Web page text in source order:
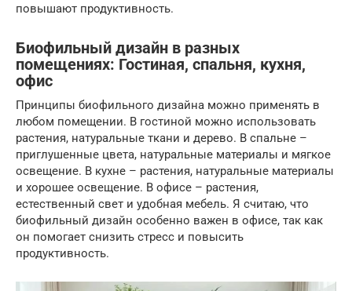
повышают продуктивность.
Биофильный дизайн в разных
помещениях: Гостиная, спальня, кухня,
офис
Принципы биофильного дизайна можно применять в
любом помещении. В гостиной можно использовать
растения, натуральные ткани и дерево. В спальне –
приглушенные цвета, натуральные материалы и мягкое
освещение. В кухне – растения, натуральные материалы
и хорошее освещение. В офисе – растения,
естественный свет и удобная мебель. Я считаю, что
биофильный дизайн особенно важен в офисе, так как
он помогает снизить стресс и повысить
продуктивность.